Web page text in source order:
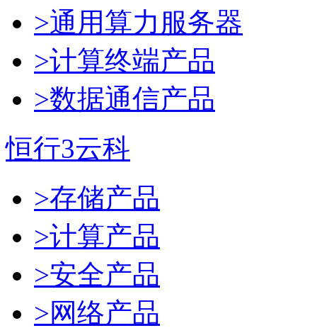
>通用算力服务器
>计算终端产品
>数据通信产品
恒行3云科
>存储产品
>计算产品
>安全产品
>网络产品